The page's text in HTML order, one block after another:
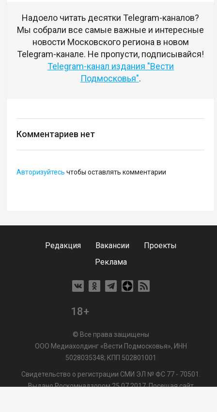
Надоело читать десятки Telegram-каналов?
Мы собрали все самые важные и интересные
новости Московского региона в новом
Telegram-канале. Не пропусти, подписывайся!
Telegram-канал издания "Вести
Подмосковья".
Комментариев нет
Авторизуйтесь чтобы оставлять комментарии
Редакция Вакансии
Проекты
Реклама
18+
© Все права защищены
ООО Медиахолдинг «Вести Подмосковья», ИНН
5028035348; КПП 502801001
Свидетельство о регистрации СМИ ЭЛ № ФС 77 - 70501.
Выдано Роскомнадзором 25.07.2017. Посещая сайт